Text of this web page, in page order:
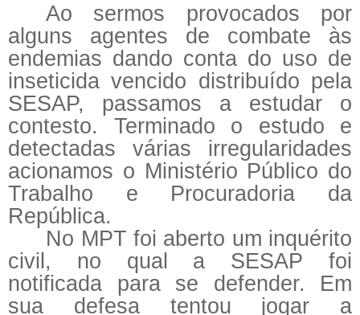
Ao sermos provocados por
alguns agentes de combate às
endemias dando conta do uso de
inseticida vencido distribuído pela
SESAP, passamos a estudar o
contesto. Terminado o estudo e
detectadas várias irregularidades
acionamos o Ministério Público do
Trabalho e Procuradoria da
República.
No MPT foi aberto um inquérito
civil, no qual a SESAP foi
notificada para se defender. Em
sua defesa tentou jogar a